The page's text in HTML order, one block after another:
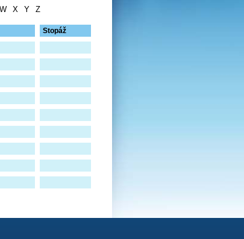
W X Y Z
Stopáž